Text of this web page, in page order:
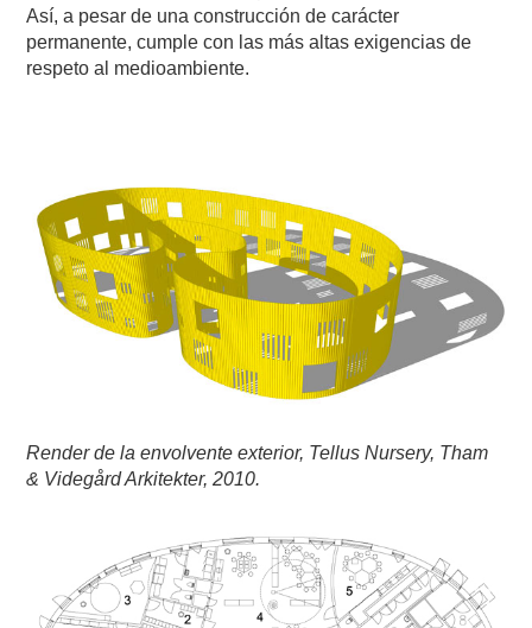
Así, a pesar de una construcción de carácter
permanente, cumple con las más altas exigencias de
respeto al medioambiente.
Render de la envolvente exterior, Tellus Nursery, Tham
& Videgård Arkitekter, 2010.